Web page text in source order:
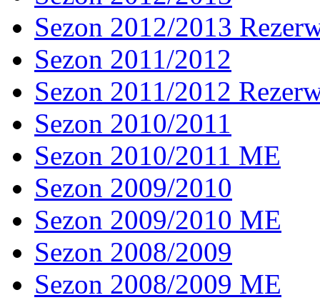
Sezon 2012/2013
Sezon 2011/2012
Sezon 2011/2012
Sezon 2010/2011
Sezon 2010/2011 ME
Sezon 2009/2010
Sezon 2009/2010 ME
Sezon 2008/2009
Sezon 2008/2009 ME